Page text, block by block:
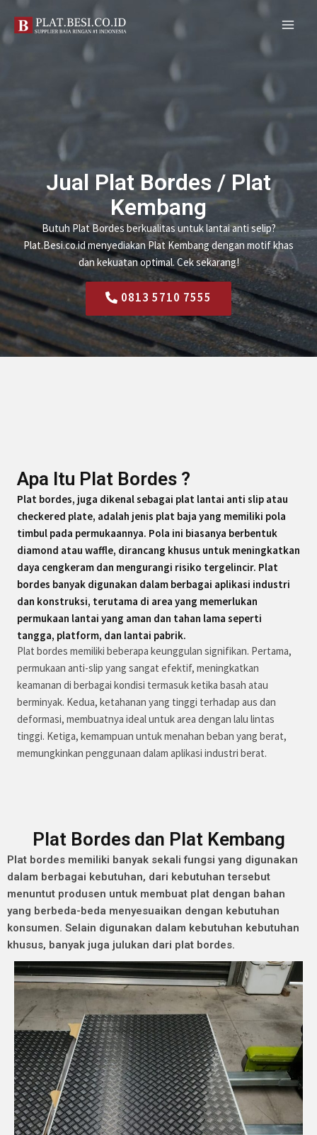
content
Jual Plat Bordes / Plat
Kembang
Butuh Plat Bordes berkualitas untuk lantai anti selip?
Plat.Besi.co.id menyediakan Plat Kembang dengan motif khas
dan kekuatan optimal. Cek sekarang!
0813 5710 7555
Apa Itu Plat Bordes ?
Plat bordes, juga dikenal sebagai plat lantai anti slip atau
checkered plate, adalah jenis plat baja yang memiliki pola
timbul pada permukaannya. Pola ini biasanya berbentuk
diamond atau waffle, dirancang khusus untuk meningkatkan
daya cengkeram dan mengurangi risiko tergelincir. Plat
bordes banyak digunakan dalam berbagai aplikasi industri
dan konstruksi, terutama di area yang memerlukan
permukaan lantai yang aman dan tahan lama seperti
tangga, platform, dan lantai pabrik.
Plat bordes memiliki beberapa keunggulan signifikan. Pertama,
permukaan anti-slip yang sangat efektif, meningkatkan
keamanan di berbagai kondisi termasuk ketika basah atau
berminyak. Kedua, ketahanan yang tinggi terhadap aus dan
deformasi, membuatnya ideal untuk area dengan lalu lintas
tinggi. Ketiga, kemampuan untuk menahan beban yang berat,
memungkinkan penggunaan dalam aplikasi industri berat.
Plat Bordes dan Plat Kembang
Plat bordes memiliki banyak sekali fungsi yang digunakan
dalam berbagai kebutuhan, dari kebutuhan tersebut
menuntut produsen untuk membuat plat dengan bahan
yang berbeda-beda menyesuaikan dengan kebutuhan
konsumen. Selain digunakan dalam kebutuhan kebutuhan
khusus, banyak juga julukan dari plat bordes.